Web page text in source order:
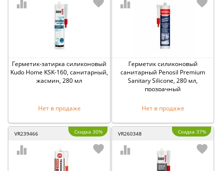
Герметик-затирка силиконовый
Kudo Home KSK-160, санитарный,
жасмин, 280 мл
Нет в продаже
Герметик силиконовый
санитарный Penosil Premium
Sanitary Silicone, 280 мл,
прозрачный
Нет в продаже
VR239466 Скидка 30% VR260348 Скидка 37%